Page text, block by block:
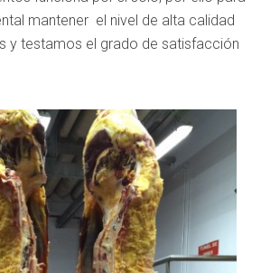
mantener el nivel de alta calidad
y testamos el grado de satisfacción